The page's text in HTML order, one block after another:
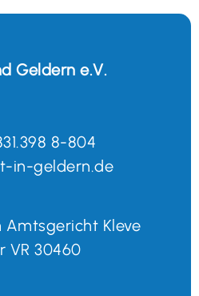
Geldern e.V.
8-804
in-geldern.de
Kleve
VR 30460